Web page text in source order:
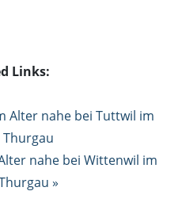
Links:
Alter nahe bei Tuttwil im
nahe bei Wittenwil im
»